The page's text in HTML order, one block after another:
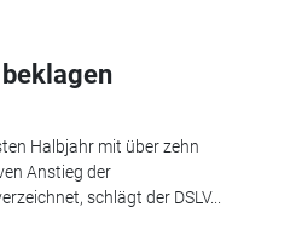
Halbjahr mit über zehn
Anstieg der
schlägt der DSLV...